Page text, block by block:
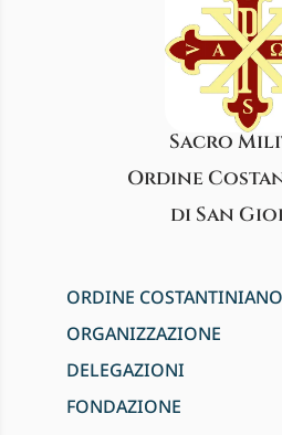
Sacro
Ordine
di San
ORDINE COSTANTINIANO
ORGANIZZAZIONE
DELEGAZIONI
FONDAZIONE